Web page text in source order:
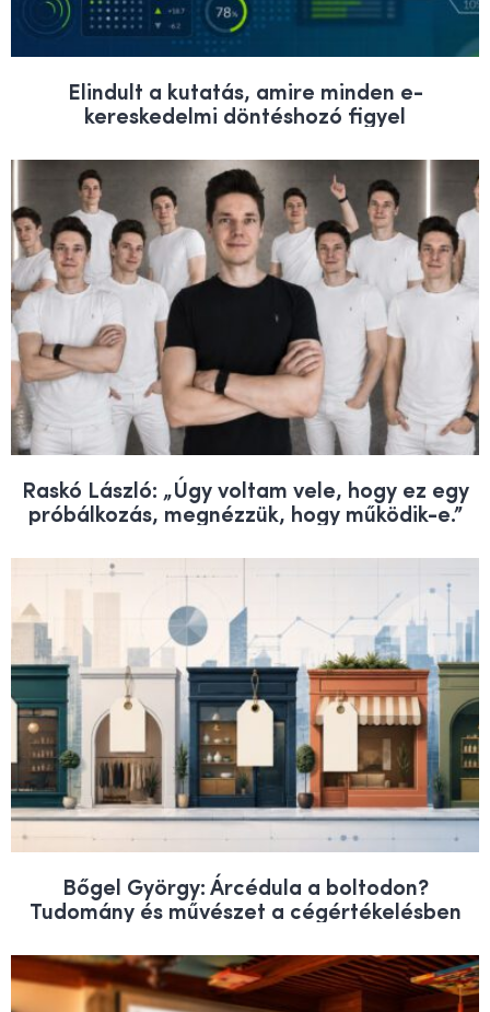
Elindult a kutatás, amire minden e-
kereskedelmi döntéshozó figyel
Raskó László: „Úgy voltam vele, hogy ez egy
próbálkozás, megnézzük, hogy működik-e.”
Bőgel György: Árcédula a boltodon?
Tudomány és művészet a cégértékelésben